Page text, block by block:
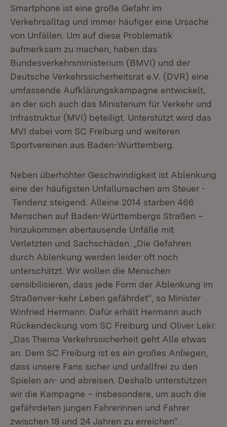
Smartphone ist eine große Gefahr im
Verkehrsalltag und immer häufiger eine Ursache
von Unfällen. Um auf diese Problematik
aufmerksam zu machen, haben das
Bundesverkehrsministerium (BMVI) und der
Deutsche Verkehrssicherheitsrat e.V. (DVR) eine
umfassende Aufklärungskampagne entwickelt,
an der sich auch das Ministerium für Verkehr und
Infrastruktur (MVI) beteiligt. Unterstützt wird das
MVI dabei vom SC Freiburg und weiteren
Sportvereinen aus Baden-Württemberg.
Neben überhöhter Geschwindigkeit ist Ablenkung
eine der häufigsten Unfallursachen am Steuer -
Tendenz steigend. Alleine 2014 starben 466
Menschen auf Baden-Württembergs Straßen –
hinzukommen abertausende Unfälle mit
Verletzten und Sachschäden. „Die Gefahren
durch Ablenkung werden leider oft noch
unterschätzt. Wir wollen die Menschen
sensibilisieren, dass jede Form der Ablenkung im
Straßenver-kehr Leben gefährdet“, so Minister
Winfried Hermann. Dafür erhält Hermann auch
Rückendeckung vom SC Freiburg und Oliver Leki:
„Das Thema Verkehrssicherheit geht Alle etwas
an. Dem SC Freiburg ist es ein großes Anliegen,
dass unsere Fans sicher und unfallfrei zu den
Spielen an- und abreisen. Deshalb unterstützen
wir die Kampagne – insbesondere, um auch die
gefährdeten jungen Fahrerinnen und Fahrer
zwischen 18 und 24 Jahren zu erreichen“.